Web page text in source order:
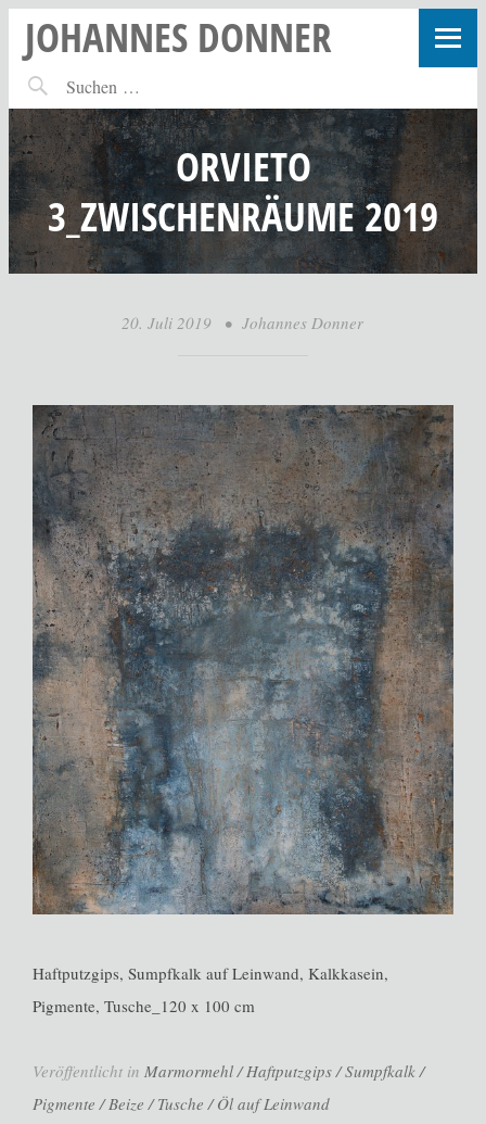
JOHANNES DONNER
ORVIETO
3_ZWISCHENRÄUME 2019
20. Juli 2019 • Johannes Donner
Haftputzgips, Sumpfkalk auf Leinwand, Kalkkasein,
Pigmente, Tusche_120 x 100 cm
Veröffentlicht in Marmormehl / Haftputzgips / Sumpfkalk /
Pigmente / Beize / Tusche / Öl auf Leinwand